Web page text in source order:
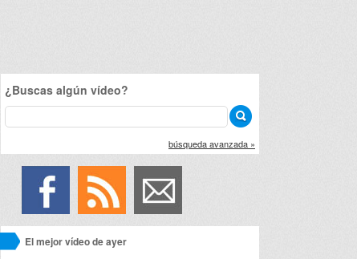
¿Buscas algún vídeo?
búsqueda avanzada »
El mejor vídeo de ayer